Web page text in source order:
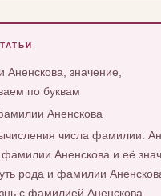
Аненскова, значение,
по буквам
Аненскова
числа фамилии:
Аненскова и её
рода и фамилии
с фамилией Аненскова